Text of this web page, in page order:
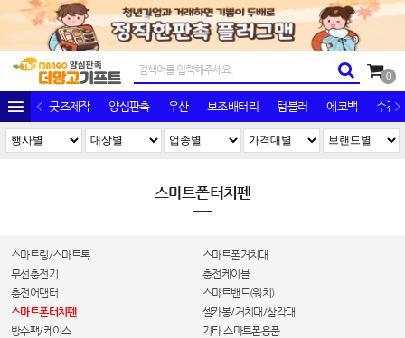
0
굿즈제작 양심판촉 우산 보조배터리 텀블러 에코백 수건/
스마트폰터치펜
스마트링/스마트톡
스마트폰거치대
무선충전기
충전케이블
충전어댑터
스마트밴드(워치)
스마트폰터치펜
셀카봉/거치대/삼각대
방수팩/케이스
기타 스마트폰용품